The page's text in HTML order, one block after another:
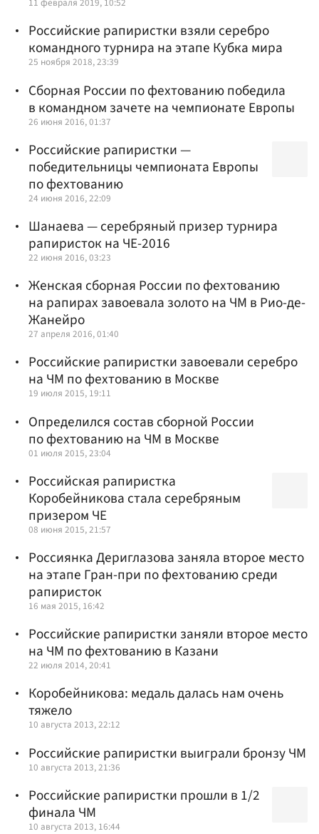
Российские рапиристки взяли серебро
командного турнира на этапе Кубка мира
25 ноября 2018, 23:39
Сборная России по фехтованию победила
в командном зачете на чемпионате Европы
26 июня 2016, 01:37
Российские рапиристки —
победительницы чемпионата Европы
по фехтованию
24 июня 2016, 22:09
Шанаева — серебряный призер турнира
рапиристок на ЧЕ-2016
22 июня 2016, 03:23
Женская сборная России по фехтованию
на рапирах завоевала золото на ЧМ в Рио-де-
Жанейро
27 апреля 2016, 01:40
Российские рапиристки завоевали серебро
на ЧМ по фехтованию в Москве
19 июля 2015, 19:11
Определился состав сборной России
по фехтованию на ЧМ в Москве
01 июля 2015, 23:04
Российская рапиристка
Коробейникова стала серебряным
призером ЧЕ
08 июня 2015, 21:57
Россиянка Дериглазова заняла второе место
на этапе Гран-при по фехтованию среди
рапиристок
16 мая 2015, 16:42
Российские рапиристки заняли второе место
на ЧМ по фехтованию в Казани
22 июля 2014, 20:41
Коробейникова: медаль далась нам очень
тяжело
10 августа 2013, 22:12
Российские рапиристки выиграли бронзу ЧМ
10 августа 2013, 21:36
Российские рапиристки прошли в 1/2
финала ЧМ
10 августа 2013, 16:44